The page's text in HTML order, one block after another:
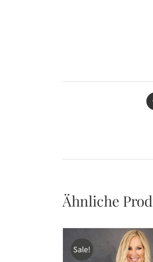
Ähnliche
Sale!